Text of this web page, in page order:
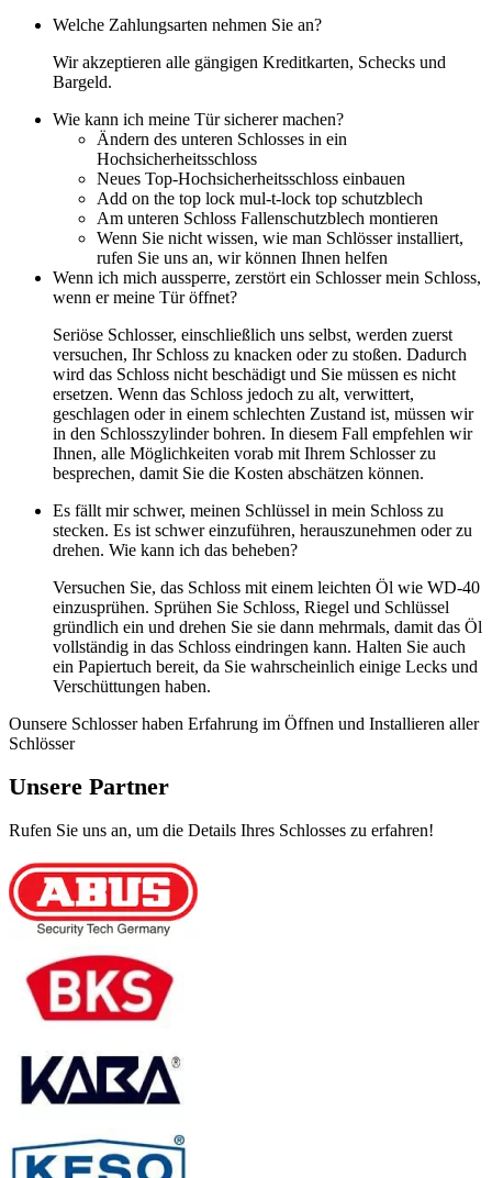
Welche Zahlungsarten nehmen Sie an?
Wir akzeptieren alle gängigen Kreditkarten, Schecks und
Bargeld.
Wie kann ich meine Tür sicherer machen?
Ändern des unteren Schlosses in ein
Hochsicherheitsschloss
Neues Top-Hochsicherheitsschloss einbauen
Add on the top lock mul-t-lock top schutzblech
Am unteren Schloss Fallenschutzblech montieren
Wenn Sie nicht wissen, wie man Schlösser installiert,
rufen Sie uns an, wir können Ihnen helfen
Wenn ich mich aussperre, zerstört ein Schlosser mein Schloss,
wenn er meine Tür öffnet?
Seriöse Schlosser, einschließlich uns selbst, werden zuerst
versuchen, Ihr Schloss zu knacken oder zu stoßen. Dadurch
wird das Schloss nicht beschädigt und Sie müssen es nicht
ersetzen. Wenn das Schloss jedoch zu alt, verwittert,
geschlagen oder in einem schlechten Zustand ist, müssen wir
in den Schlosszylinder bohren. In diesem Fall empfehlen wir
Ihnen, alle Möglichkeiten vorab mit Ihrem Schlosser zu
besprechen, damit Sie die Kosten abschätzen können.
Es fällt mir schwer, meinen Schlüssel in mein Schloss zu
stecken. Es ist schwer einzuführen, herauszunehmen oder zu
drehen. Wie kann ich das beheben?
Versuchen Sie, das Schloss mit einem leichten Öl wie WD-40
einzusprühen. Sprühen Sie Schloss, Riegel und Schlüssel
gründlich ein und drehen Sie sie dann mehrmals, damit das Öl
vollständig in das Schloss eindringen kann. Halten Sie auch
ein Papiertuch bereit, da Sie wahrscheinlich einige Lecks und
Verschüttungen haben.
Ounsere Schlosser haben Erfahrung im Öffnen und Installieren aller
Schlösser
Unsere Partner
Rufen Sie uns an, um die Details Ihres Schlosses zu erfahren!